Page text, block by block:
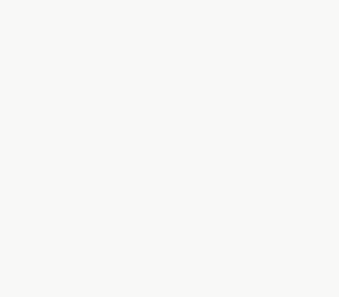
А сколько хороших дел вы сделали
Пусть хорошее настроение
Осторожно! Эта информация –